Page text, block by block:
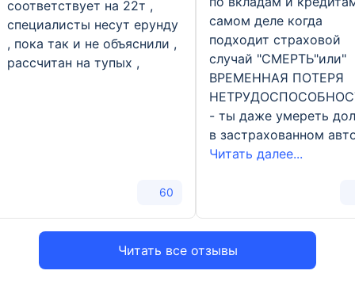
Читать все отзывы
соответствует на 22т ,
специалисты несут ерунду
, пока так и не объяснили ,
рассчитан на тупых ,
60
самом деле когда
подходит страховой
случай "СМЕРТЬ"или"
ВРЕМЕННАЯ ПОТЕРЯ
- ты даже умереть
в застрахованном
Читать далее...